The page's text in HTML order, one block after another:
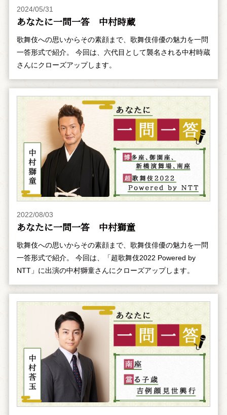
2024/05/31
あなたに一問一答 中村時蔵
歌舞伎への思いからその素顔まで、歌舞伎俳優の魅力を一問
一答形式で紹介。 今回は、六代目として襲名される中村時蔵
さんにクローズアップします。
2022/08/03
あなたに一問一答 中村獅童
歌舞伎への思いからその素顔まで、歌舞伎俳優の魅力を一問
一答形式で紹介。 今回は、「超歌舞伎2022 Powered by
NTT」に出演の中村獅童さんにクローズアップします。